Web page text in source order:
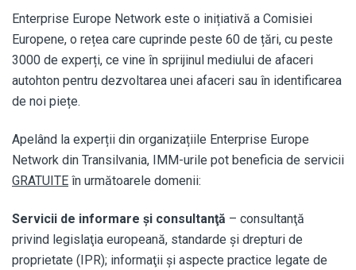
Enterprise Europe Network este o inițiativă a Comisiei
Europene, o rețea care cuprinde peste 60 de țări, cu peste
3000 de experți, ce vine în sprijinul mediului de afaceri
autohton pentru dezvoltarea unei afaceri sau în identificarea
de noi piețe.
Apelând la experții din organizațiile Enterprise Europe
Network din Transilvania, IMM-urile pot beneficia de servicii
GRATUITE în următoarele domenii:
Servicii de informare şi consultanţă – consultanţă
privind legislaţia europeană, standarde şi drepturi de
proprietate (IPR); informaţii şi aspecte practice legate de